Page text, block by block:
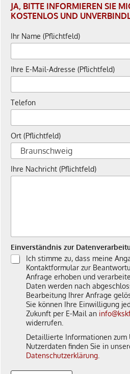
JA, BITTE INFORMIEREN SIE
KOSTENLOS UND
Ihr Name (Pflichtfeld)
Ihre E-Mail-Adresse (Pflichtfeld)
Telefon
Ort (Pflichtfeld)
Ihre Nachricht (Pflichtfeld)
Einverständnis zur
Ich stimme zu, dass meine
Kontaktformular zur
Anfrage erhoben und
Daten werden nach
Bearbeitung Ihrer Anfrage
Sie können Ihre Einwilligung
Zukunft per E-Mail an
widerrufen.
Detaillierte Informationen zum
Nutzerdaten finden Sie in
Datenschutzerklärung